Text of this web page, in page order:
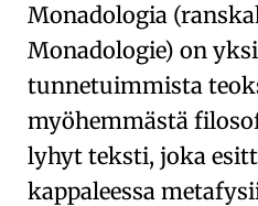
Monadologia
Monadologie) on
tunnetuimmista
myöhemmästä
lyhyt teksti, joka
kappaleessa